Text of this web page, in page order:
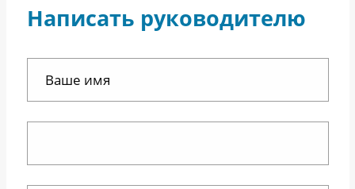
Написать руководителю